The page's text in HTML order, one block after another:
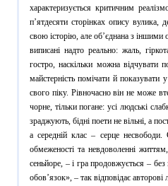
характеризується критичним
п’ятдесяти сторінках опису
свою історію, але об’єднана з
виписані надто реально: жаль,
гостро, наскільки можна відчувати
майстерність помічати й показувати
свого піку. Рівночасно він не може
чорне, тільки погане: усі людські
зраджують, бідні поети не вільні, а
а середній клас – серце несвободи.
обмеженості та невдоволенні
сеньйоре, – і гра продовжується –
обов’язок», – так відповідає авторові